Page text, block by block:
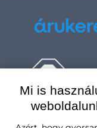
Mi is